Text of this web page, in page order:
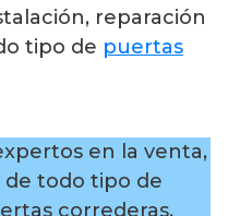
reparación
tipo de puertas
en la venta,
de todo tipo de
correderas,